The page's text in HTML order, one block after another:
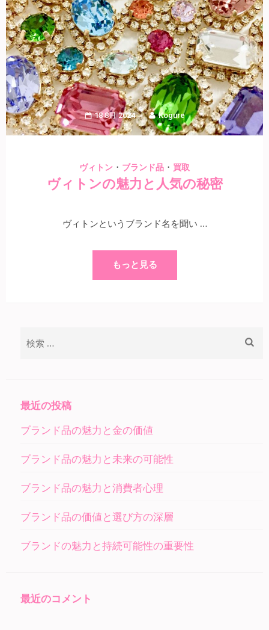
18 8月 2024 Kogure
ヴィトン ・ ブランド品 ・ 買取
ヴィトンの魅力と人気の秘密
ヴィトンというブランド名を聞い …
もっと見る
最近の投稿
ブランド品の魅力と金の価値
ブランド品の魅力と未来の可能性
ブランド品の魅力と消費者心理
ブランド品の価値と選び方の深層
ブランドの魅力と持続可能性の重要性
最近のコメント